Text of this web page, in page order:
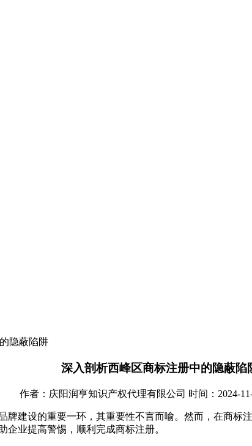
隐蔽陷阱
深入剖析西峰区商标注册中的隐蔽陷
作者：庆阳润亨知识产权代理有限公司 时间：2024-
建设的重要一环，其重要性不言而喻。然而，在商标
业提高警惕，顺利完成商标注册。